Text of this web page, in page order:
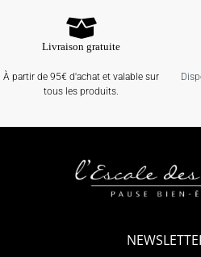
Livraison gratuite
À partir de 95€ d'achat et valable sur
tous les produits.